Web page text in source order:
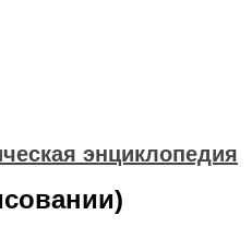
энциклопедия